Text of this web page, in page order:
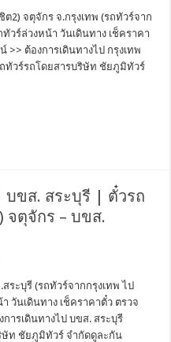
2) จตุจักร จ.กรุงเทพ (รถทัวร์จาก
วร์ล่วงหน้า วันเดินทาง เช็คราคา
>> ต้องการเดินทางไป กรุงเทพ
ทัวร์รถโดยสารบริษัท ชัยภูมิทัวร์
ขส. สระบุรี | ตั๋วรถ
จตุจักร – บขส.
ะบุรี (รถทัวร์จากกรุงเทพ ไป
วันเดินทาง เช็คราคาตั๋ว ตรวจ
ารเดินทางไป บขส. สระบุรี
ษัท ชัยภูมิทัวร์ จำกัดดูละกัน